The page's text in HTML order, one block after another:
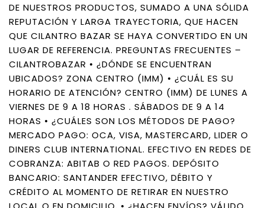
DE NUESTROS PRODUCTOS, SUMADO A UNA SÓLIDA
REPUTACIÓN Y LARGA TRAYECTORIA, QUE HACEN
QUE CILANTRO BAZAR SE HAYA CONVERTIDO EN UN
LUGAR DE REFERENCIA. PREGUNTAS FRECUENTES –
CILANTROBAZAR • ¿DÓNDE SE ENCUENTRAN
UBICADOS? ZONA CENTRO (IMM) • ¿CUÁL ES SU
HORARIO DE ATENCIÓN? CENTRO (IMM) DE LUNES A
VIERNES DE 9 A 18 HORAS . SÁBADOS DE 9 A 14
HORAS • ¿CUÁLES SON LOS MÉTODOS DE PAGO?
MERCADO PAGO: OCA, VISA, MASTERCARD, LIDER O
DINERS CLUB INTERNATIONAL. EFECTIVO EN REDES DE
COBRANZA: ABITAB O RED PAGOS. DEPÓSITO
BANCARIO: SANTANDER EFECTIVO, DÉBITO Y
CRÉDITO AL MOMENTO DE RETIRAR EN NUESTRO